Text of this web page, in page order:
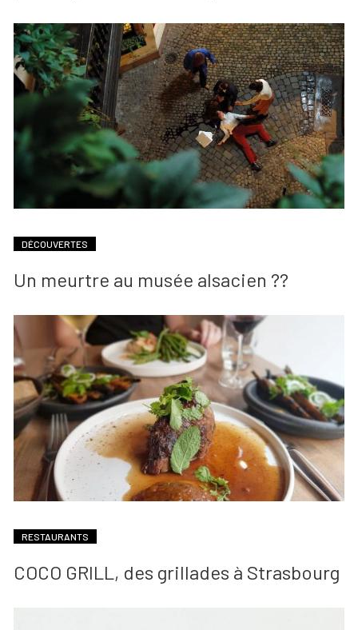
DÉCOUVERTES
Un meurtre au musée alsacien ??
RESTAURANTS
COCO GRILL, des grillades à Strasbourg